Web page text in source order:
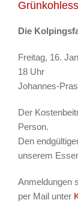
Die
Freitag, 16.
18 Uhr
Johannes-
Der
Person.
Den
unserem
Anmeldungen
per Mail unter